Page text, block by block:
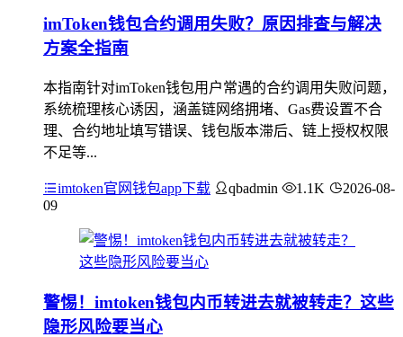
imToken钱包合约调用失败？原因排查与解决
方案全指南
本指南针对imToken钱包用户常遇的合约调用失败问题，
系统梳理核心诱因，涵盖链网络拥堵、Gas费设置不合
理、合约地址填写错误、钱包版本滞后、链上授权权限
不足等...
imtoken官网钱包app下载 qbadmin 1.1K
2026-08-
09
警惕！imtoken钱包内币转进去就被转走？这些
隐形风险要当心